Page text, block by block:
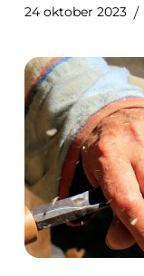
24 oktober 2023